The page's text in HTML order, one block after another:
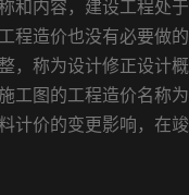
内容，建设工程处
程造价也没有必要做
，称为设计修正设计
工图的工程造价名称
计价的变更影响，在